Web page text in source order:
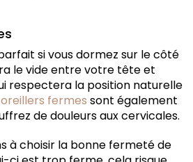
si vous dormez sur le côté
le vide entre votre tête et
respectera la position naturelle
oreillers fermes sont également
de douleurs aux cervicales.
à choisir la bonne fermeté de